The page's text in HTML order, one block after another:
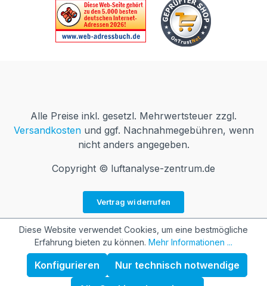
Alle Preise inkl. gesetzl. Mehrwertsteuer zzgl.
Versandkostenund ggf. Nachnahmegebühren, wenn
nicht anders angegeben.
Copyright © luftanalyse-zentrum.de
Diese Website verwendet Cookies, um eine bestmögliche
Erfahrung bieten zu können. Mehr Informationen ...
Nur technisch notwendige
Konfigurieren
Vertrag widerrufen